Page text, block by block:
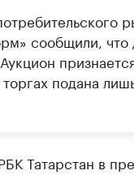
сообщили, что
подана
Татарстан в